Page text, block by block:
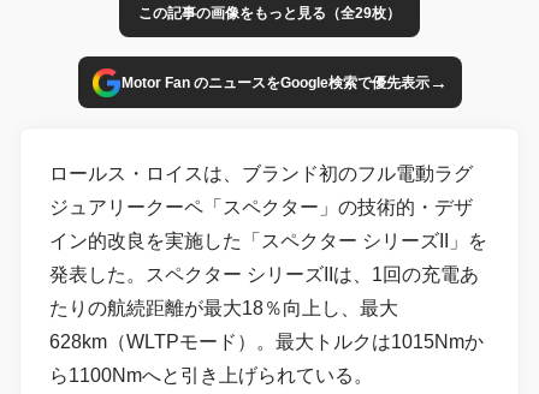
この記事の画像をもっと見る（全29枚）
Motor Fan のニュースをGoogle検索で優先表示→
ロールス・ロイスは、ブランド初のフル電動ラグ
ジュアリークーペ「スペクター」の技術的・デザ
イン的改良を実施した「スペクター シリーズII」を
発表した。スペクター シリーズIIは、1回の充電あ
たりの航続距離が最大18％向上し、最大
628km（WLTPモード）。最大トルクは1015Nmか
ら1100Nmへと引き上げられている。